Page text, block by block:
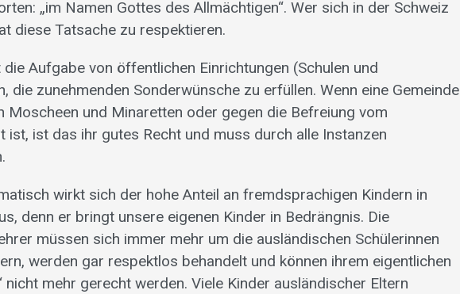
„im Namen Gottes des Allmächtigen“. Wer sich in der Schweiz
diese Tatsache zu respektieren.
die Aufgabe von öffentlichen Einrichtungen (Schulen und
die zunehmenden Sonderwünsche zu erfüllen. Wenn eine Gemeinde
Moscheen und Minaretten oder gegen die Befreiung vom
ist, ist das ihr gutes Recht und muss durch alle Instanzen
wirkt sich der hohe Anteil an fremdsprachigen Kindern in
denn er bringt unsere eigenen Kinder in Bedrängnis. Die
müssen sich immer mehr um die ausländischen Schülerinnen
werden gar respektlos behandelt und können ihrem eigentlichen
nicht mehr gerecht werden. Viele Kinder ausländischer Eltern